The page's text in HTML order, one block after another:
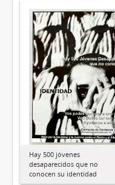
Hay 500 jóvenes
desaparecidos que no
conocen su identidad